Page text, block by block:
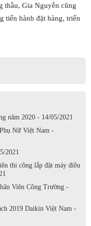
thầu, Gia Nguyễn cũng
tiến hành đặt hàng, triển
năm 2020 - 14/05/2021
Nữ Việt Nam -
2021
thi công lắp đặt máy điều
Viên Công Trường -
2019 Daikin Việt Nam -